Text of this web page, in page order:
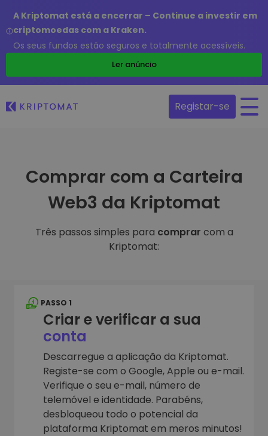
A Kriptomat está a encerrar – Continue a investir em
criptomoedas com a Kraken.
Os seus fundos estão seguros e totalmente acessíveis.
Ler anúncio
Registar-se
Comprar com a Carteira
Web3 da Kriptomat
Três passos simples para comprar com a
Kriptomat:
PASSO 1
Criar e verificar a sua
conta
Descarregue a aplicação da Kriptomat.
Registe-se com o Google, Apple ou e-mail.
Verifique o seu e-mail, número de
telemóvel e identidade. Parabéns,
desbloqueou todo o potencial da
plataforma Kriptomat em meros minutos!